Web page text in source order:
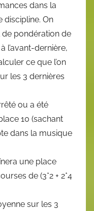
dans la
discipline. On
pondération de
l’avant-dernière,
ce que l’on
les 3 dernières
ou a été
10 (sachant
dans la musique
une place
de (3*2 + 2*4
sur les 3